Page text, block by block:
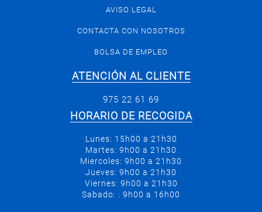
AVISO LEGAL
CONTACTA CON NOSOTROS
BOLSA DE EMPLEO
ATENCIÓN AL CLIENTE
975 22 61 69
HORARIO DE RECOGIDA
Lunes: 15h00 a 21h30
Martes: 9h00 a 21h30
Miercoles: 9h00 a 21h30
Jueves: 9h00 a 21h30
Viernes: 9h00 a 21h30
Sabado: : 9h00 a 16h00